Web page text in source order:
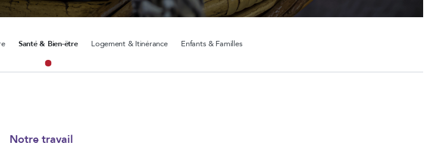
Santé & Bien-être Logement & Itinérance Enfants & Familles
Notre travail